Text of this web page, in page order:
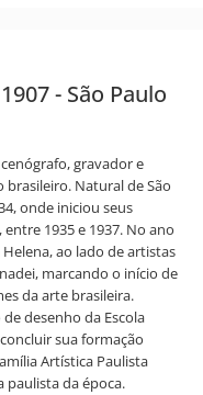
- São Paulo
gravador e
Natural de São
onde iniciou seus
1935 e 1937. No ano
ao lado de artistas
marcando o início de
da arte brasileira.
desenho da Escola
sua formação
Artística Paulista
paulista da época.